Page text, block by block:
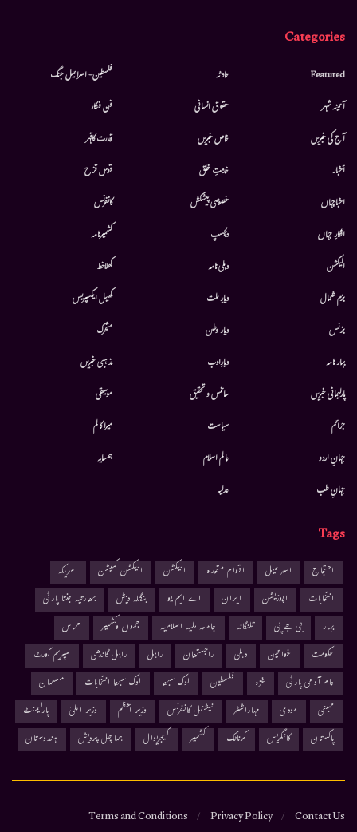
Categories
Featured
آئینہ شہر
آج کی خبریں
أخبار
اخبارجہاں
افکارِ جہاں
الیکشن
بزم شمال
بزنس
بہار نامہ
پارلیمانی خبریں
جرائم
جہانِ اردو
جہانِ طب
حادثہ
حقوق انسانی
خاص خبریں
خدمتِ خلق
خصوصی پیشکش
دلچسپ
دہلی نامہ
دیارِ ملت
دیار وطن
دیارِادب
سائنس و تحقیق
سیاست
عالم اسلام
عدلیہ
فلسطین- اسرائیل جنگ
فن فنکار
قدرت کاقہر
قوس قزح
کانفرنس
کشمیرنامہ
کھلاخط
کھیل ایکسپریس
متحرك
مذہبی خبریں
موسيقى
میرا کالم
ہمسایہ
Tags
احتجاج اسرائیل اقوام متحدہ الیکشن الیکشن کمیشن
امریکہ
انتخابات
اپوزیشن ایران اے ایم یو بنگلہ دیش
بھارتیہ جنتا پارٹی
بہار
بی جے پی تلنگانہ جامعہ ملیہ اسلامیہ جموں وکشمیر
حماس
حکومت
خواتین دہلی راجستھان راہل راہل گاندھی
سپریم کورٹ
عام آدمی پارٹی
غزہ فلسطین لوک سبھا لوک سبھا انتخابات
مسلمان
ممبئی
مودی مہاراشٹر نیشنل کانفرنس وزیر اعظم وزیر اعلیٰ
پارلیمنٹ
پاکستان
کانگریس کرناٹک کشمیر کیجریوال ہماچل پردیش ہندوستان
Contact Us
Privacy Policy
Terms and Conditions